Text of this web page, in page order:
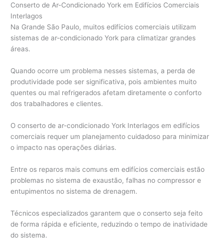
Conserto de Ar-Condicionado York em Edifícios Comerciais
Interlagos
Na Grande São Paulo, muitos edifícios comerciais utilizam
sistemas de ar-condicionado York para climatizar grandes
áreas.
Quando ocorre um problema nesses sistemas, a perda de
produtividade pode ser significativa, pois ambientes muito
quentes ou mal refrigerados afetam diretamente o conforto
dos trabalhadores e clientes.
O conserto de ar-condicionado York Interlagos em edifícios
comerciais requer um planejamento cuidadoso para minimizar
o impacto nas operações diárias.
Entre os reparos mais comuns em edifícios comerciais estão
problemas no sistema de exaustão, falhas no compressor e
entupimentos no sistema de drenagem.
Técnicos especializados garantem que o conserto seja feito
de forma rápida e eficiente, reduzindo o tempo de inatividade
do sistema.